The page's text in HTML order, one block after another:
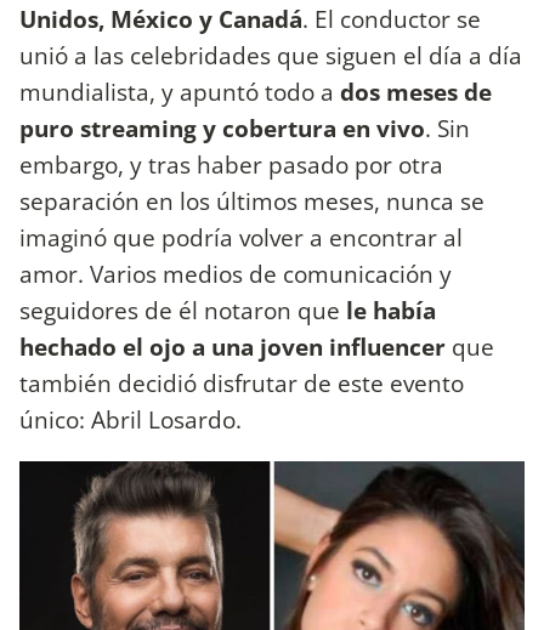
Unidos, México y Canadá. El conductor se
unió a las celebridades que siguen el día a día
mundialista, y apuntó todo a dos meses de
puro streaming y cobertura en vivo. Sin
embargo, y tras haber pasado por otra
separación en los últimos meses, nunca se
imaginó que podría volver a encontrar al
amor. Varios medios de comunicación y
seguidores de él notaron que le había
hechado el ojo a una joven influencer que
también decidió disfrutar de este evento
único: Abril Losardo.